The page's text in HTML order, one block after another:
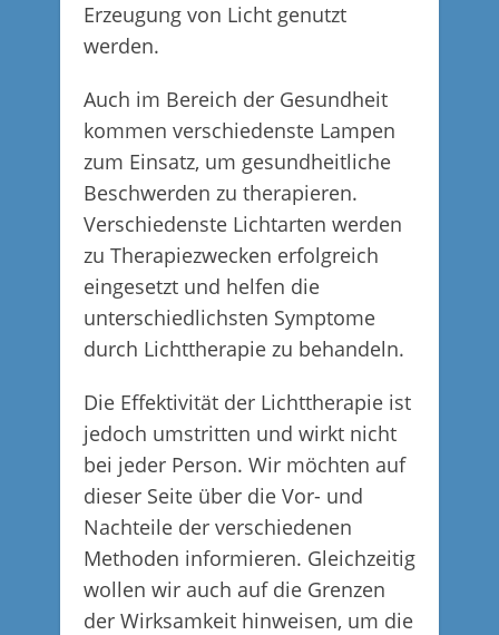
Erzeugung von Licht genutzt
werden.
Auch im Bereich der Gesundheit
kommen verschiedenste Lampen
zum Einsatz, um gesundheitliche
Beschwerden zu therapieren.
Verschiedenste Lichtarten werden
zu Therapiezwecken erfolgreich
eingesetzt und helfen die
unterschiedlichsten Symptome
durch Lichttherapie zu behandeln.
Die Effektivität der Lichttherapie ist
jedoch umstritten und wirkt nicht
bei jeder Person. Wir möchten auf
dieser Seite über die Vor- und
Nachteile der verschiedenen
Methoden informieren. Gleichzeitig
wollen wir auch auf die Grenzen
der Wirksamkeit hinweisen, um die